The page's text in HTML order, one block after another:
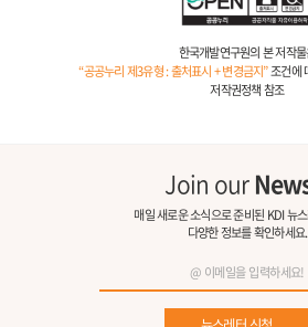
한국개발연구원의 본 저작
“공공누리 제3유형 : 출처표시 + 변경금지”조건에
저작권정책 참조
Join our
매일 새로운 소식으로 준비된 KDI 뉴
다양한 정보를 확인하세요.